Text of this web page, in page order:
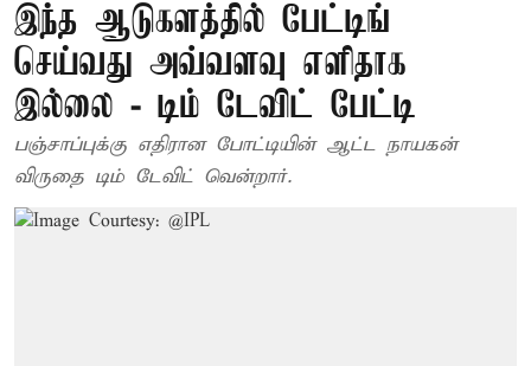
இந்த ஆடுகளத்தில் பேட்டிங்
செய்வது அவ்வளவு எளிதாக
இல்லை - டிம் டேவிட் பேட்டி
பஞ்சாப்புக்கு எதிரான போட்டியின் ஆட்ட நாயகன்
விருதை டிம் டேவிட் வென்றார்.